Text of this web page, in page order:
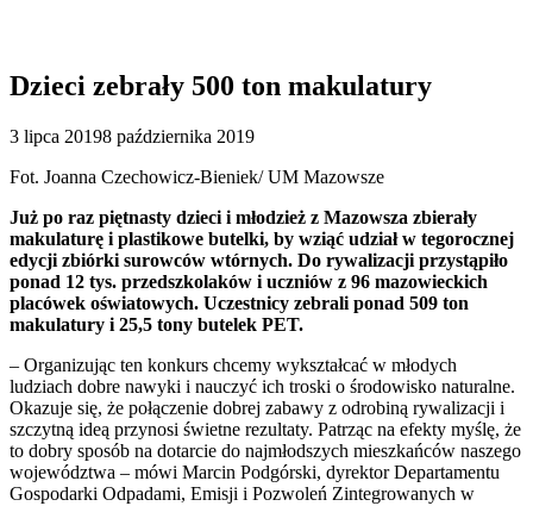
Dzieci zebrały 500 ton makulatury
3 lipca 20198 października 2019
Fot. Joanna Czechowicz-Bieniek/ UM Mazowsze
Już po raz piętnasty dzieci i młodzież z Mazowsza zbierały
makulaturę i plastikowe butelki, by wziąć udział w tegorocznej
edycji zbiórki surowców wtórnych. Do rywalizacji przystąpiło
ponad 12 tys. przedszkolaków i uczniów z 96 mazowieckich
placówek oświatowych. Uczestnicy zebrali ponad 509 ton
makulatury i 25,5 tony butelek PET.
– Organizując ten konkurs chcemy wykształcać w młodych
ludziach dobre nawyki i nauczyć ich troski o środowisko naturalne.
Okazuje się, że połączenie dobrej zabawy z odrobiną rywalizacji i
szczytną ideą przynosi świetne rezultaty. Patrząc na efekty myślę, że
to dobry sposób na dotarcie do najmłodszych mieszkańców naszego
województwa – mówi Marcin Podgórski, dyrektor Departamentu
Gospodarki Odpadami, Emisji i Pozwoleń Zintegrowanych w